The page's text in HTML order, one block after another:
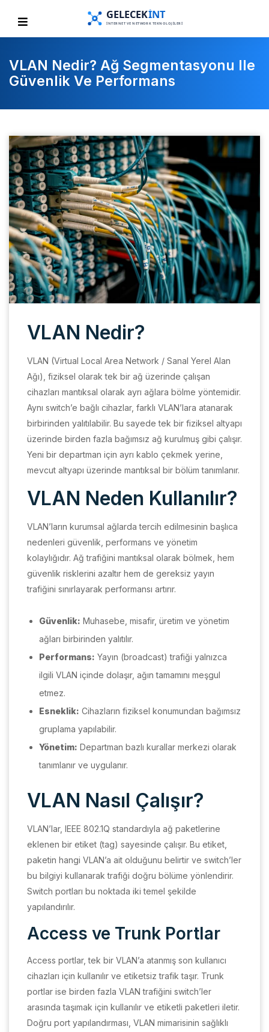
VLAN Nedir? Ağ Segmentasyonu Ile
Güvenlik Ve Performans
VLAN Nedir?
VLAN (Virtual Local Area Network / Sanal Yerel Alan
Ağı), fiziksel olarak tek bir ağ üzerinde çalışan
cihazları mantıksal olarak ayrı ağlara bölme yöntemidir.
Aynı switch’e bağlı cihazlar, farklı VLAN’lara atanarak
birbirinden yalıtılabilir. Bu sayede tek bir fiziksel altyapı
üzerinde birden fazla bağımsız ağ kurulmuş gibi çalışır.
Yeni bir departman için ayrı kablo çekmek yerine,
mevcut altyapı üzerinde mantıksal bir bölüm tanımlanır.
VLAN Neden Kullanılır?
VLAN’ların kurumsal ağlarda tercih edilmesinin başlıca
nedenleri güvenlik, performans ve yönetim
kolaylığıdır. Ağ trafiğini mantıksal olarak bölmek, hem
güvenlik risklerini azaltır hem de gereksiz yayın
trafiğini sınırlayarak performansı artırır.
Güvenlik: Muhasebe, misafir, üretim ve yönetim
ağları birbirinden yalıtılır.
Performans: Yayın (broadcast) trafiği yalnızca
ilgili VLAN içinde dolaşır, ağın tamamını meşgul
etmez.
Esneklik: Cihazların fiziksel konumundan bağımsız
gruplama yapılabilir.
Yönetim: Departman bazlı kurallar merkezi olarak
tanımlanır ve uygulanır.
VLAN Nasıl Çalışır?
VLAN’lar, IEEE 802.1Q standardıyla ağ paketlerine
eklenen bir etiket (tag) sayesinde çalışır. Bu etiket,
paketin hangi VLAN’a ait olduğunu belirtir ve switch’ler
bu bilgiyi kullanarak trafiği doğru bölüme yönlendirir.
Switch portları bu noktada iki temel şekilde
yapılandırılır.
Access ve Trunk Portlar
Access portlar, tek bir VLAN’a atanmış son kullanıcı
cihazları için kullanılır ve etiketsiz trafik taşır. Trunk
portlar ise birden fazla VLAN trafiğini switch’ler
arasında taşımak için kullanılır ve etiketli paketleri iletir.
Doğru port yapılandırması, VLAN mimarisinin sağlıklı